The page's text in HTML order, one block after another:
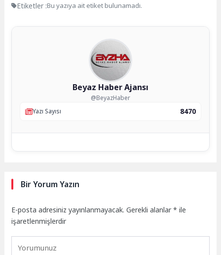
Etiketler :Bu yazıya ait etiket bulunamadı.
Beyaz Haber Ajansı
@BeyazHaber
Yazı Sayısı
8470
Bir Yorum Yazın
E-posta adresiniz yayınlanmayacak. Gerekli alanlar* ile
işaretlenmişlerdir